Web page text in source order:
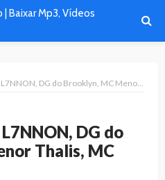
DG do Brooklyn, MC Menor Thalis, MC Jhenny
L7NNON, DG do
Thalis, MC